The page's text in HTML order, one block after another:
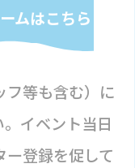
ムはこちら
フ等も含む）に
イベント当日
登録を促して